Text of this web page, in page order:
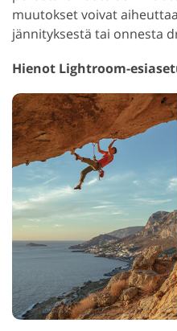
muutokset voivat
jännityksestä tai onnesta
Hienot Lightroom-